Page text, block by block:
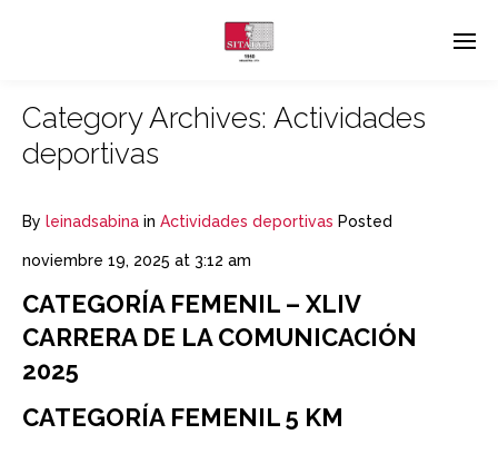
Category Archives: Actividades
deportivas
By leinadsabina in Actividades deportivas Posted
noviembre 19, 2025 at 3:12 am
CATEGORÍA FEMENIL – XLIV
CARRERA DE LA COMUNICACIÓN
2025
CATEGORÍA FEMENIL 5 KM